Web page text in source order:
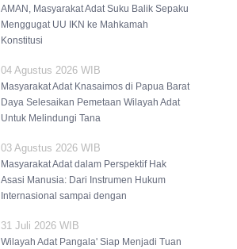
AMAN, Masyarakat Adat Suku Balik Sepaku
Menggugat UU IKN ke Mahkamah
Konstitusi
04 Agustus 2026 WIB
Masyarakat Adat Knasaimos di Papua Barat
Daya Selesaikan Pemetaan Wilayah Adat
Untuk Melindungi Tana
03 Agustus 2026 WIB
Masyarakat Adat dalam Perspektif Hak
Asasi Manusia: Dari Instrumen Hukum
Internasional sampai dengan
31 Juli 2026 WIB
Wilayah Adat Pangala' Siap Menjadi Tuan